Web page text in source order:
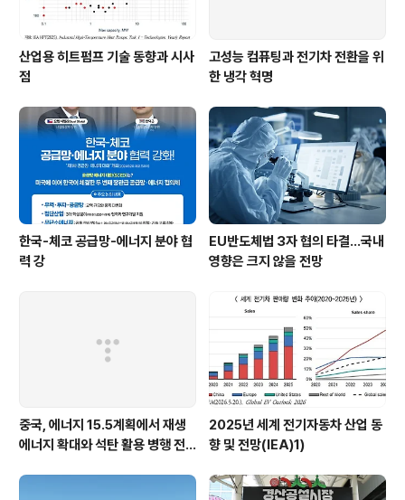
산업용 히트펌프 기술 동향과 시사
점
고성능 컴퓨팅과 전기차 전환을 위
한 냉각 혁명
한국-체코 공급망-에너지 분야 협
력 강
EU반도체법 3자 협의 타결…국내
영향은 크지 않을 전망
중국, 에너지 15.5계획에서 재생
에너지 확대와 석탄 활용 병행 전
2025년 세계 전기자동차 산업 동
향 및 전망(IEA)1)